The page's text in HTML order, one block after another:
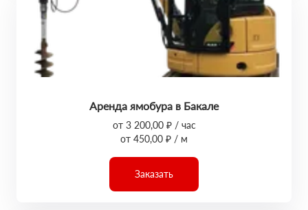
Аренда ямобура в Бакале
от 3 200,00 ₽ / час
от 450,00 ₽ / м
Заказать